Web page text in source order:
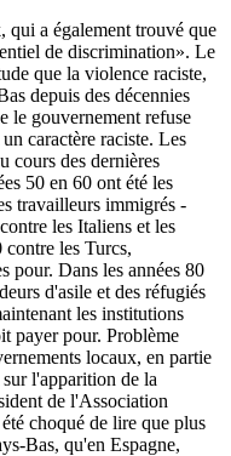
qui a également trouvé que
de discrimination». Le
que la violence raciste,
depuis des décennies
le gouvernement refuse
caractère raciste. Les
cours des dernières
50 en 60 ont été les
travailleurs immigrés -
les Italiens et les
contre les Turcs,
pour. Dans les années 80
d'asile et des réfugiés
les institutions
payer pour. Problème
locaux, en partie
l'apparition de la
de l'Association
choqué de lire que plus
Bas, qu'en Espagne,